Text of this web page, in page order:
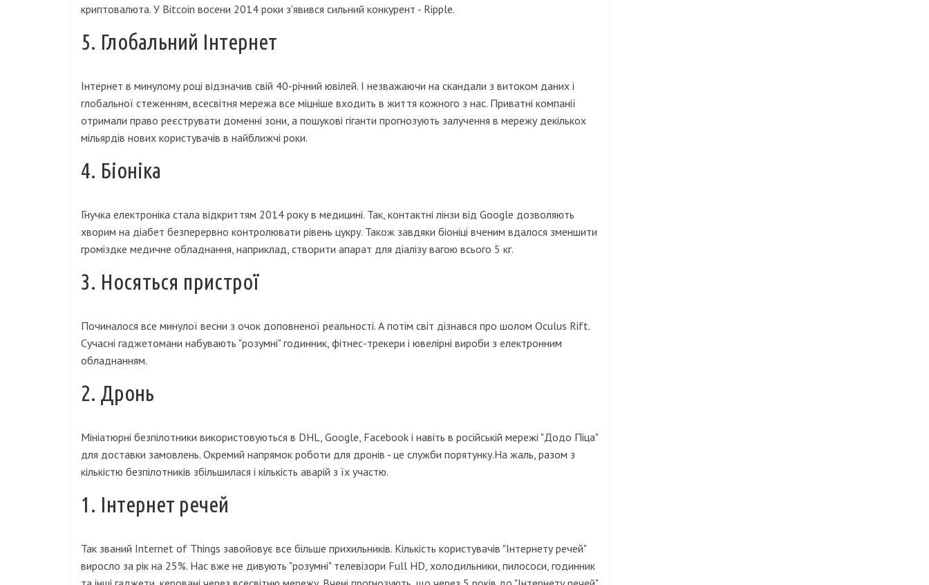
криптовалюта. У Bitcoin восени 2014 роки з'явився сильний конкурент - Ripple.
5. Глобальний Інтернет
Інтернет в минулому році відзначив свій 40-річний ювілей. І незважаючи на скандали з витоком даних і
глобальної стеженням, всесвітня мережа все міцніше входить в життя кожного з нас. Приватні компанії
отримали право реєструвати доменні зони, а пошукові гіганти прогнозують залучення в мережу декількох
мільярдів нових користувачів в найближчі роки.
4. Біоніка
Гнучка електроніка стала відкриттям 2014 року в медицині. Так, контактні лінзи від Google дозволяють
хворим на діабет безперервно контролювати рівень цукру. Також завдяки біоніці вченим вдалося зменшити
громіздке медичне обладнання, наприклад, створити апарат для діалізу вагою всього 5 кг.
3. Носяться пристрої
Починалося все минулої весни з очок доповненої реальності. А потім світ дізнався про шолом Oculus Rift.
Сучасні гаджетомани набувають "розумні" годинник, фітнес-трекери і ювелірні вироби з електронним
обладнанням.
2. Дронь
Мініатюрні безпілотники використовуються в DHL, Google, Facebook і навіть в російській мережі "Додо Піца"
для доставки замовлень. Окремий напрямок роботи для дронів - це служби порятунку.На жаль, разом з
кількістю безпілотників збільшилася і кількість аварій з їх участю.
1. Інтернет речей
Так званий Internet of Things завойовує все більше прихильників. Кількість користувачів "Інтернету речей"
виросло за рік на 25%. Нас вже не дивують "розумні" телевізори Full HD, холодильники, пилососи, годинник